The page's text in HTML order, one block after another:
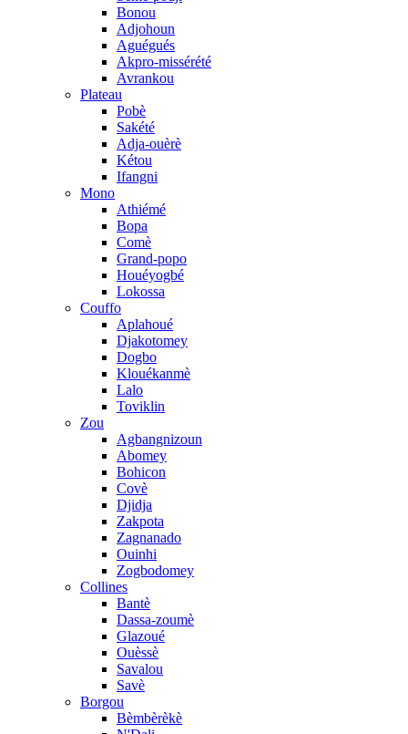
Bonou
Adjohoun
Aguégués
Akpro-missérété
Avrankou
Plateau
Pobè
Sakété
Adja-ouèrè
Kétou
Ifangni
Mono
Athiémé
Bopa
Comè
Grand-popo
Houéyogbé
Lokossa
Couffo
Aplahoué
Djakotomey
Dogbo
Klouékanmè
Lalo
Toviklin
Zou
Agbangnizoun
Abomey
Bohicon
Covè
Djidja
Zakpota
Zagnanado
Ouinhi
Zogbodomey
Collines
Bantè
Dassa-zoumè
Glazoué
Ouèssè
Savalou
Savè
Borgou
Bèmbèrèkè